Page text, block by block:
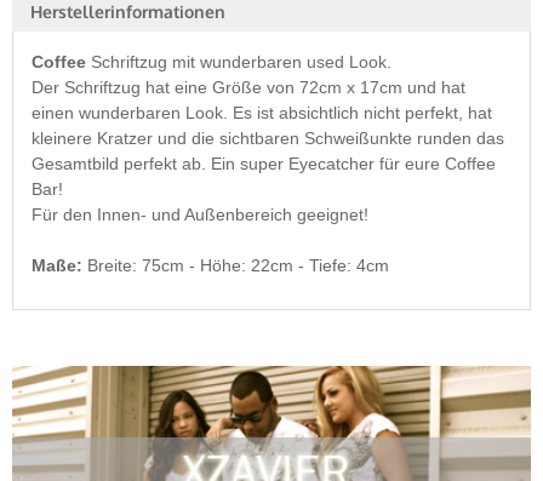
Herstellerinformationen
Coffee Schriftzug mit wunderbaren used Look.
Der Schriftzug hat eine Größe von 72cm x 17cm und hat
einen wunderbaren Look. Es ist absichtlich nicht perfekt, hat
kleinere Kratzer und die sichtbaren Schweißunkte runden das
Gesamtbild perfekt ab. Ein super Eyecatcher für eure Coffee
Bar!
Für den Innen- und Außenbereich geeignet!
Maße: Breite: 75cm - Höhe: 22cm - Tiefe: 4cm